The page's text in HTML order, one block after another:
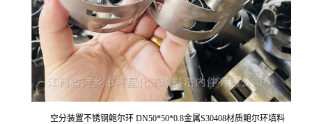
空分装置不锈钢鲍尔环 DN50*50*0.8金属S30408材质鲍尔环填料